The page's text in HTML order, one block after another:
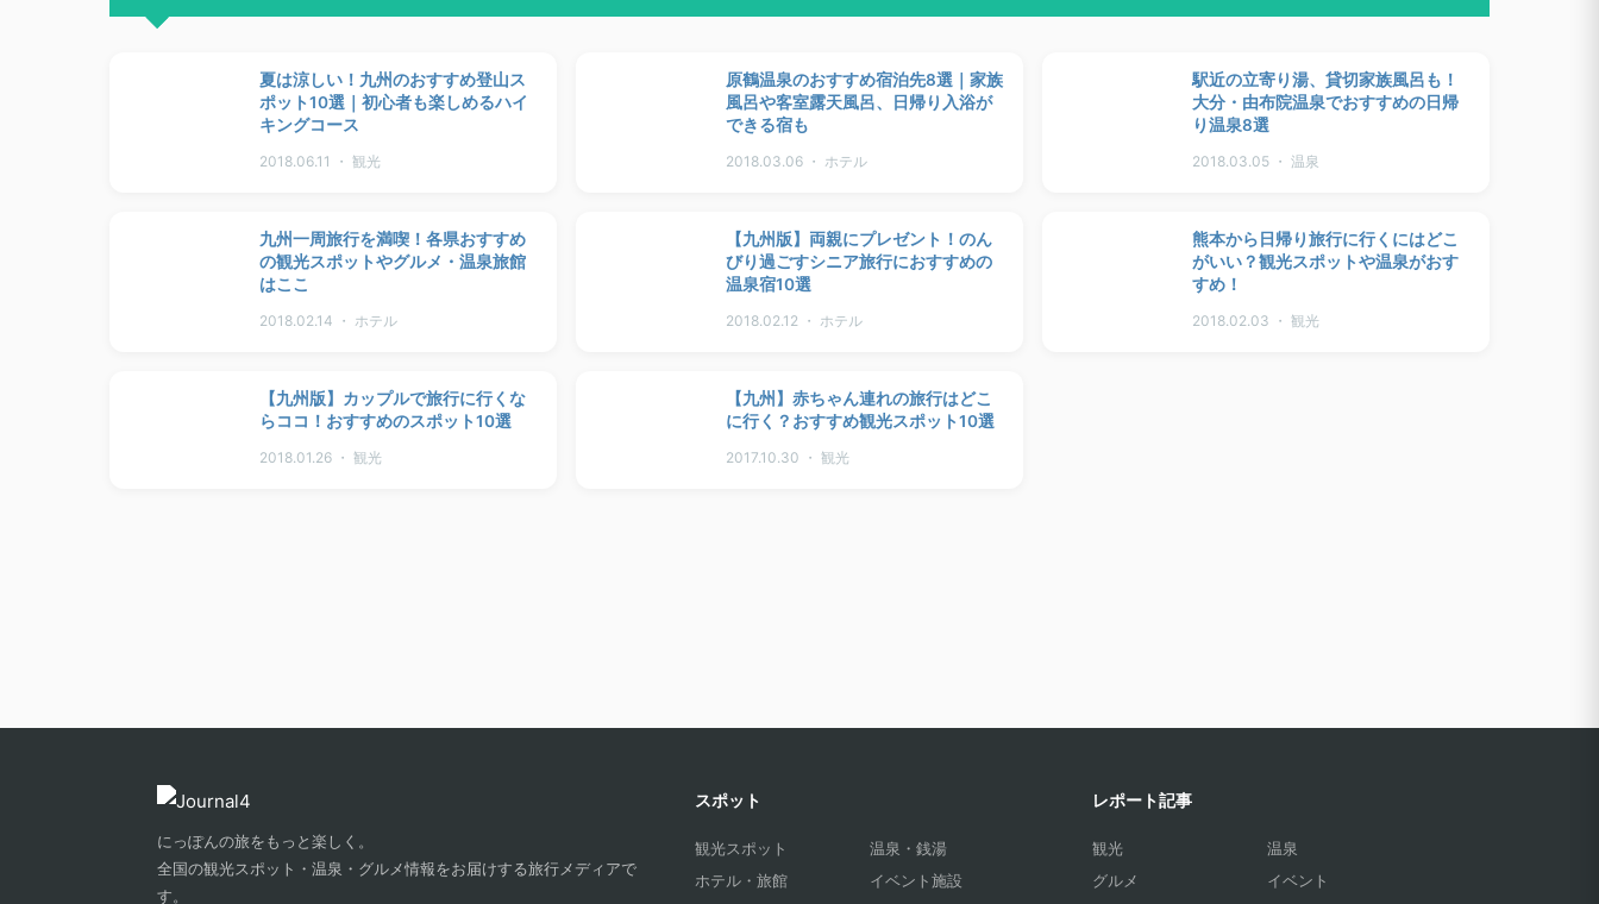
夏は涼しい！九州のおすすめ登山ス
ポット10選｜初心者も楽しめるハイ
キングコース
2018.06.11 ・ 観光
原鶴温泉のおすすめ宿泊先8選｜家族
風呂や客室露天風呂、日帰り入浴が
できる宿も
2018.03.06 ・ ホテル
駅近の立寄り湯、貸切家族風呂も！
大分・由布院温泉でおすすめの日帰
り温泉8選
2018.03.05 ・ 温泉
九州一周旅行を満喫！各県おすすめ
の観光スポットやグルメ・温泉旅館
はここ
2018.02.14 ・ ホテル
【九州版】両親にプレゼント！のん
びり過ごすシニア旅行におすすめの
温泉宿10選
2018.02.12 ・ ホテル
熊本から日帰り旅行に行くにはどこ
がいい？観光スポットや温泉がおす
すめ！
2018.02.03 ・ 観光
【九州版】カップルで旅行に行くな
らココ！おすすめのスポット10選
2018.01.26 ・ 観光
【九州】赤ちゃん連れの旅行はどこ
に行く？おすすめ観光スポット10選
2017.10.30 ・ 観光
にっぽんの旅をもっと楽しく。
全国の観光スポット・温泉・グルメ情報をお届けする旅行メディアで
す。
スポット
観光スポット
温泉・銭湯
ホテル・旅館
イベント施設
レポート記事
観光
温泉
グルメ
イベント